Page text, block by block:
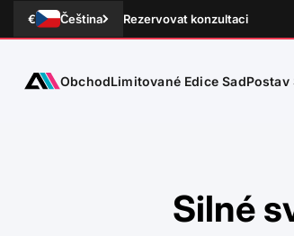
Přejít na obsah
€ Čeština Rezervovat konzultaci
ATLETICA
ObchodLimitované Edice SadPostav
Silné